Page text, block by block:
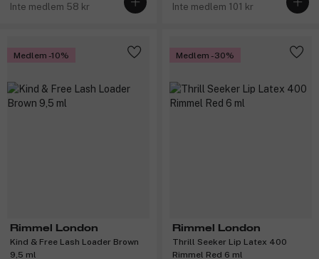
Inte medlem 58 kr Inte medlem 101 kr
Medlem -10%
Rimmel London
Kind & Free Lash Loader Brown
9,5 ml
Medlem -30%
Rimmel London
Thrill Seeker Lip Latex 400
Rimmel Red 6 ml